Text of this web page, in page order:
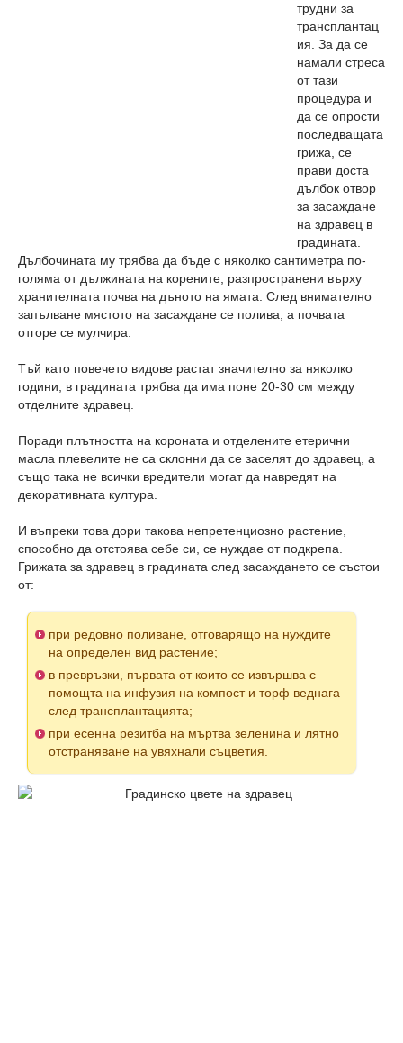
трудни за
трансплантац
ия. За да се
намали стреса
от тази
процедура и
да се опрости
последващата
грижа, се
прави доста
дълбок отвор
за засаждане
на здравец в
градината.
Дълбочината му трябва да бъде с няколко сантиметра по-
голяма от дължината на корените, разпространени върху
хранителната почва на дъното на ямата. След внимателно
запълване мястото на засаждане се полива, а почвата
отгоре се мулчира.
Тъй като повечето видове растат значително за няколко
години, в градината трябва да има поне 20-30 см между
отделните здравец.
Поради плътността на короната и отделените етерични
масла плевелите не са склонни да се заселят до здравец, а
също така не всички вредители могат да навредят на
декоративната култура.
И въпреки това дори такова непретенциозно растение,
способно да отстоява себе си, се нуждае от подкрепа.
Грижата за здравец в градината след засаждането се състои
от:
при редовно поливане, отговарящо на нуждите
на определен вид растение;
в превръзки, първата от които се извършва с
помощта на инфузия на компост и торф веднага
след трансплантацията;
при есенна резитба на мъртва зеленина и лятно
отстраняване на увяхнали съцветия.